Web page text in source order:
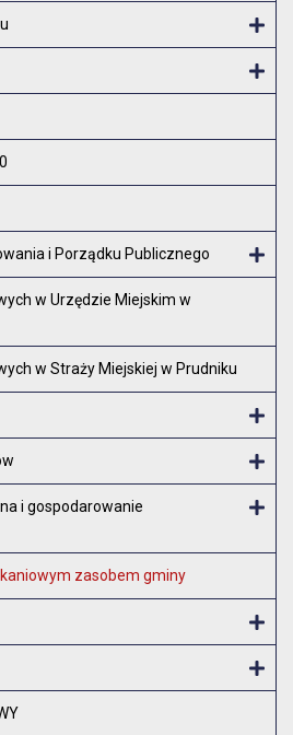
i Porządku Publicznego
w Urzędzie Miejskim w
w Straży Miejskiej w Prudniku
i gospodarowanie
zasobem gminy